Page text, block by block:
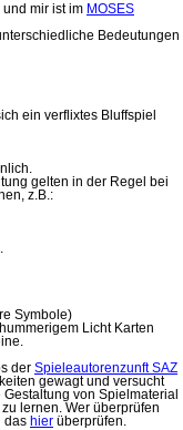
und mir ist im MOSES
Bedeutungen
ein verflixtes Bluffspiel
gelten in der Regel bei
z.B.:
Symbole)
Licht Karten
der Spieleautorenzunft SAZ
gewagt und versucht
von Spielmaterial
lernen. Wer überprüfen
das hier überprüfen.